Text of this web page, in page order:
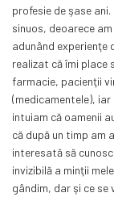
profesie de şase
sinuos, deoarece
adunând experienţe
realizat că îmi place
farmacie, pacienţii
(medicamentele),
intuiam că oamenii
că după un timp am
interesată să
invizibilă a minţii
gândim, dar şi ce